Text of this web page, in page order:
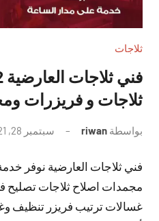
ثلاجات
ثلاجات و فريزرات
بواسطة riwan سبتمبر 28, 2021
فني ثلاجات العارضية نوفر
مجمدات اصلاح ثلاجات تصليح
غسالات ترتيب فريزر تنظيف